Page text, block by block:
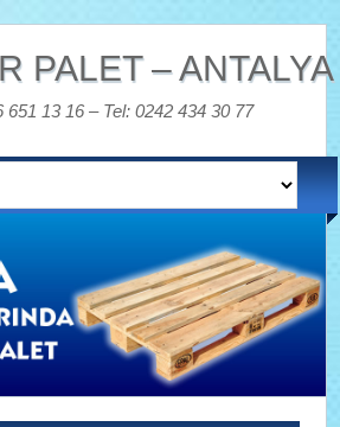
PALET – ANTALYA
651 13 16 – Tel: 0242 434 30 77